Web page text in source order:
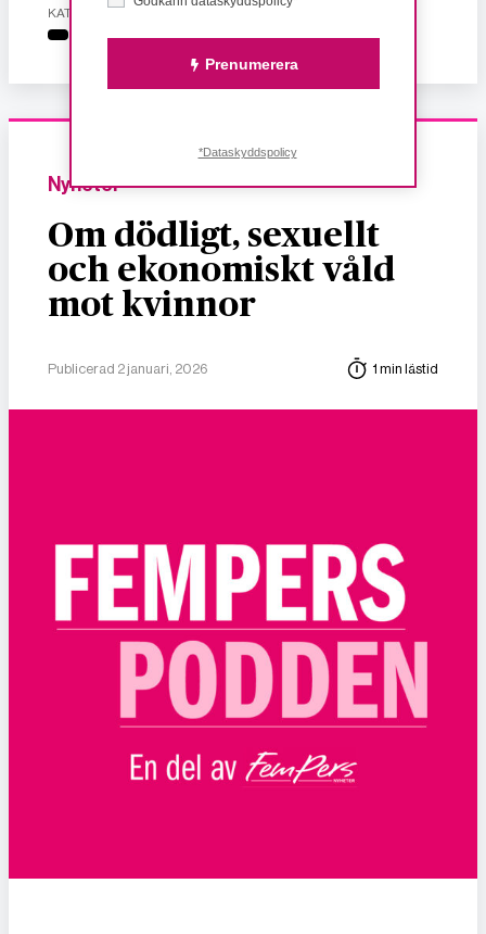
KATEGORI
Nyheter
Om dödligt, sexuellt
och ekonomiskt våld
mot kvinnor
Publicerad 2 januari, 2026 1 min lästid
Prenumerera
*Dataskyddspolicy